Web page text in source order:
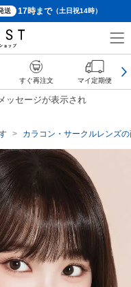
送 17時まで（土日祝14時）
ッセージが表示され
カラコン・サークルレンズ
すぐ再注文 マイ定期便